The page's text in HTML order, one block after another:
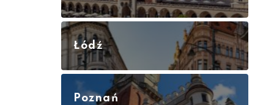
Łódź
Poznań